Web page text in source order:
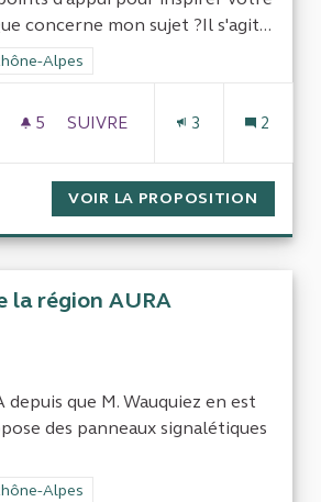
concerne mon sujet ?Il s'agit...
de la catégorie : CRC Auvergne Rhône-
Alpes
5 5 ABONNÉS
SUIVRE
3 2
VOIR LA PROPOSITION
la région AURA
depuis que M. Wauquiez en est
des panneaux signalétiques
de la catégorie : CRC Auvergne Rhône-
Alpes